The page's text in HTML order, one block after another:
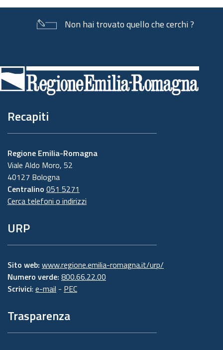
Non hai trovato quello che cerchi ?
di
pagina
Recapiti
Regione Emilia-Romagna
Viale Aldo Moro, 52
40127 Bologna
Centralino 051 5271
Cerca telefoni o indirizzi
URP
Sito web: www.regione.emilia-romagna.it/urp/
Numero verde: 800.66.22.00
Scrivici: e-mail - PEC
Trasparenza